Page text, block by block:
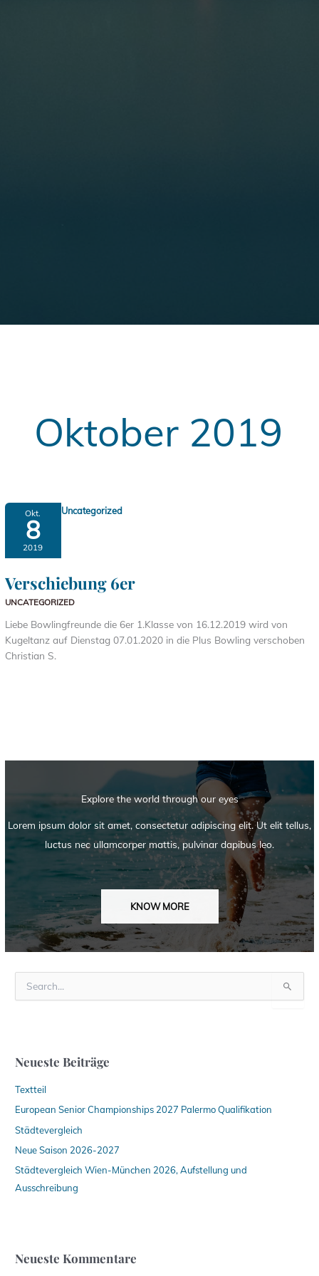
Oktober 2019
Okt.
8
2019
Uncategorized
Verschiebung 6er
UNCATEGORIZED
Liebe Bowlingfreunde die 6er 1.Klasse von 16.12.2019 wird von
Kugeltanz auf Dienstag 07.01.2020 in die Plus Bowling verschoben
Christian S.
Explore the world through our eyes
Lorem ipsum dolor sit amet, consectetur adipiscing elit. Ut elit tellus,
luctus nec ullamcorper mattis, pulvinar dapibus leo.
KNOW MORE
n
c
h
Neueste Beiträge
Textteil
European Senior Championships 2027 Palermo Qualifikation
Städtevergleich
Neue Saison 2026-2027
Städtevergleich Wien-München 2026, Aufstellung und
Ausschreibung
Neueste Kommentare